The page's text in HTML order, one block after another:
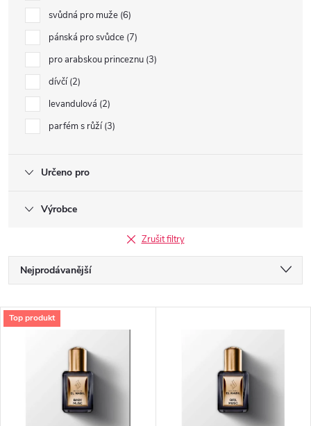
svůdná pro muže 6
pánská pro svůdce 7
pro arabskou princeznu 3
dívčí 2
levandulová 2
parfém s růží 3
Určeno pro
Výrobce
Zrušit filtry
Ř
a
Nejprodávanější
Nejdražší
V
Top produkt